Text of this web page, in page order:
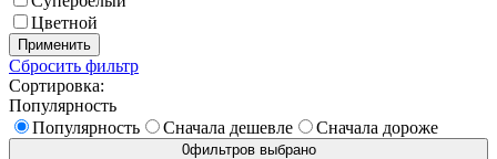
Цветной
Применить
Сбросить фильтр
Сортировка:
Популярность
Популярность
Сначала дешевле Сначала дороже
0фильтров выбрано